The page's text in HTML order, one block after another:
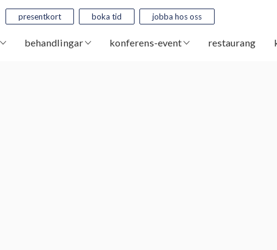
presentkort boka tid jobba hos oss
behandlingar konferens-event restaurang